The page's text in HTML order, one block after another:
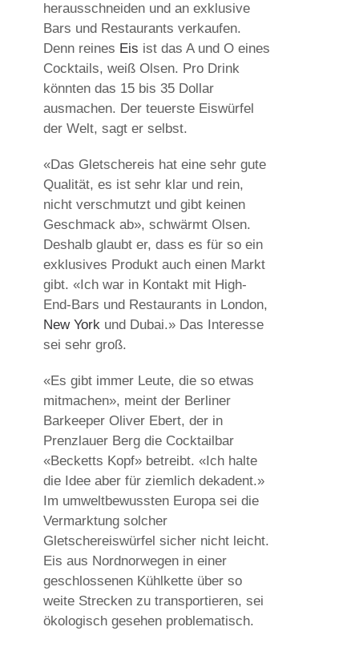
herausschneiden und an exklusive
Bars und Restaurants verkaufen.
Denn reines Eis ist das A und O eines
Cocktails, weiß Olsen. Pro Drink
könnten das 15 bis 35 Dollar
ausmachen. Der teuerste Eiswürfel
der Welt, sagt er selbst.
«Das Gletschereis hat eine sehr gute
Qualität, es ist sehr klar und rein,
nicht verschmutzt und gibt keinen
Geschmack ab», schwärmt Olsen.
Deshalb glaubt er, dass es für so ein
exklusives Produkt auch einen Markt
gibt. «Ich war in Kontakt mit High-
End-Bars und Restaurants in London,
New York und Dubai.» Das Interesse
sei sehr groß.
«Es gibt immer Leute, die so etwas
mitmachen», meint der Berliner
Barkeeper Oliver Ebert, der in
Prenzlauer Berg die Cocktailbar
«Becketts Kopf» betreibt. «Ich halte
die Idee aber für ziemlich dekadent.»
Im umweltbewussten Europa sei die
Vermarktung solcher
Gletschereiswürfel sicher nicht leicht.
Eis aus Nordnorwegen in einer
geschlossenen Kühlkette über so
weite Strecken zu transportieren, sei
ökologisch gesehen problematisch.